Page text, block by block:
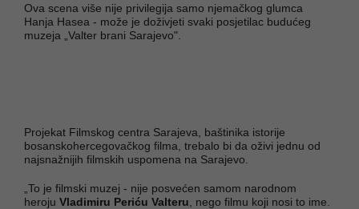
Ova scena više nije privilegija samo njemačkog glumca
Hanja Hasea - može je doživjeti svaki posjetilac budućeg
muzeja „Valter brani Sarajevo".
Projekat Filmskog centra Sarajeva, baštinika istorije
bosanskohercegovačkog filma, trebalo bi da oživi jednu od
najsnažnijih filmskih uspomena na Sarajevo.
„To je filmski muzej - nije posvećen samom narodnom
heroju Vladimiru Periću Valteru , nego filmu koji nosi to ime.